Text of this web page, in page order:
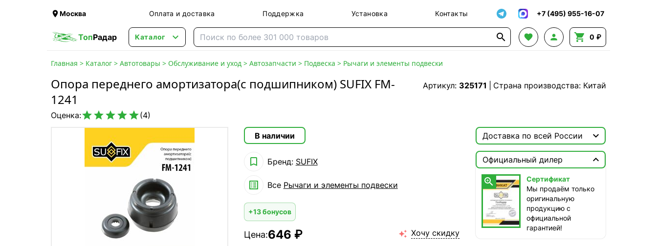
Москва Оплата и доставка Поддержка Установка Контакты +7 (495) 955-16-07
ТопРадар Каталог      0 ₽
Главная > Каталог > Автотовары > Обслуживание и уход > Автозапчасти > Подвеска > Рычаги и элементы подвески
Опора переднего амортизатора(с подшипником) SUFIX FM-
1241
Артикул: 325171 Страна производства: Китай
Оценка:(4)
В наличии
 Бренд: SUFIX
 Все Рычаги и элементы подвески
+13 бонусов
Цена:646 ₽  Хочу скидку
Доставка по всей России 
 Москва
ТопРадар — Курьер
сегодня, от 350 ₽
ТопРадар — Самовывоз
сегодня, бесплатно
наб. Бережковская, д. 20, стр. 19
Официальный дилер


Сертификат
Мы продаём только
оригинальную
продукцию с
официальной
гарантией!